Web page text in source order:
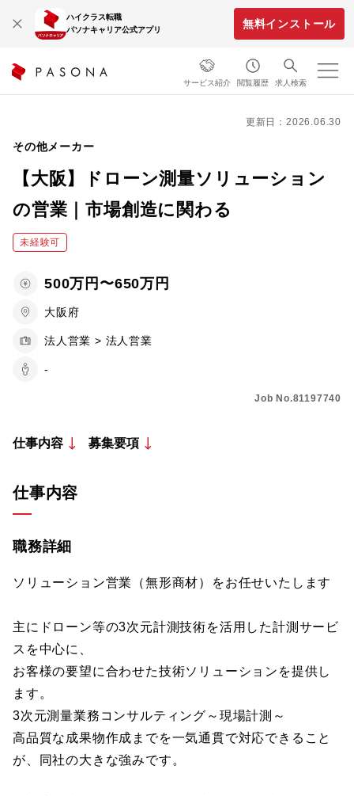
ハイクラス転職
パソナキャリア公式アプリ
無料インストール
サービス紹介 閲覧履歴 求人検索
更新日：2026.06.30
その他メーカー
【大阪】ドローン測量ソリューション
の営業｜市場創造に関わる
未経験可
500万円〜650万円
大阪府
法人営業 > 法人営業
-
Job No.81197740
仕事内容 募集要項
仕事内容
職務詳細
ソリューション営業（無形商材）をお任せいたします
主にドローン等の3次元計測技術を活用した計測サービ
スを中心に、
お客様の要望に合わせた技術ソリューションを提供し
ます。
3次元測量業務コンサルティング～現場計測～
高品質な成果物作成までを一気通貫で対応できること
が、同社の大きな強みです。